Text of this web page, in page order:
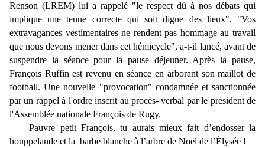
Renson (LREM) lui a rappelé "le respect dû à nos débats qui
implique une tenue correcte qui soit digne des lieux". "Vos
extravagances vestimentaires ne rendent pas hommage au travail
que nous devons mener dans cet hémicycle", a-t-il lancé, avant de
suspendre la séance pour la pause déjeuner. Après la pause,
François Ruffin est revenu en séance en arborant son maillot de
football. Une nouvelle "provocation" condamnée et sanctionnée
par un rappel à l'ordre inscrit au procès- verbal par le président de
l'Assemblée nationale François de Rugy.
Pauvre petit François, tu aurais mieux fait d’endosser la
houppelande et la barbe blanche à l’arbre de Noël de l’Élysée !